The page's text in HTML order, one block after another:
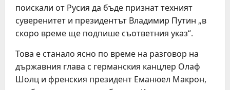
поискали от Русия да бъде признат техният
суверенитет и президентът Владимир Путин „в
скоро време ще подпише съответния указ“.
Това е станало ясно по време на разговор на
държавния глава с германския канцлер Олаф
Шолц и френския президент Еманюел Макрон,